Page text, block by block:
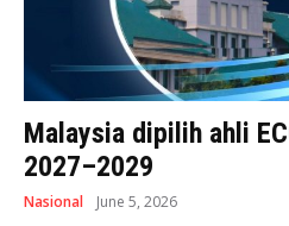
Malaysia dipilih ahli
2027–2029
Nasional June 5, 2026